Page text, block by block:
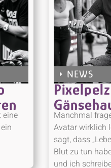
eine
NEWS
Manchmal
Avatar wirklich
sagt, dass
Blut zu tun
und ich